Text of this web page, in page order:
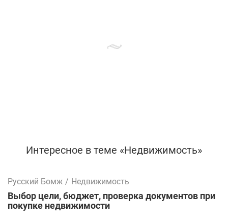
Интересное в теме «Недвижимость»
Русский Бомж / Недвижимость
Выбор цели, бюджет, проверка документов при
покупке недвижимости